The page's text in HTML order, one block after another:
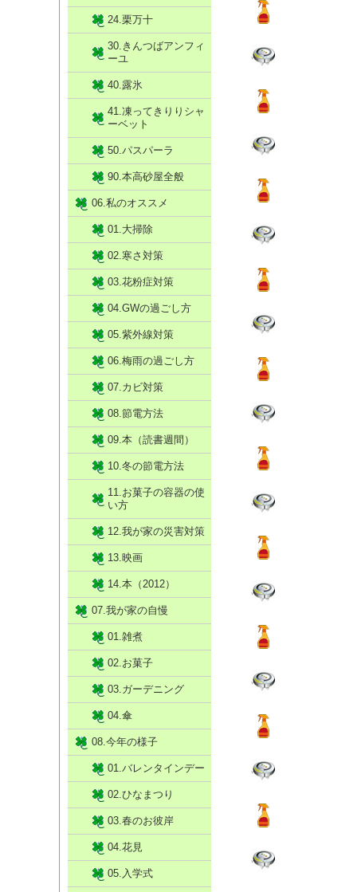
24.栗万十
30.きんつばアンフィ
ーユ
40.露氷
41.凍ってきりりシャ
ーベット
50.パスパーラ
90.本高砂屋全般
06.私のオススメ
01.大掃除
02.寒さ対策
03.花粉症対策
04.GWの過ごし方
05.紫外線対策
06.梅雨の過ごし方
07.カビ対策
08.節電方法
09.本（読書週間）
10.冬の節電方法
11.お菓子の容器の使
い方
12.我が家の災害対策
13.映画
14.本（2012）
07.我が家の自慢
01.雑煮
02.お菓子
03.ガーデニング
04.傘
08.今年の様子
01.バレンタインデー
02.ひなまつり
03.春のお彼岸
04.花見
05.入学式